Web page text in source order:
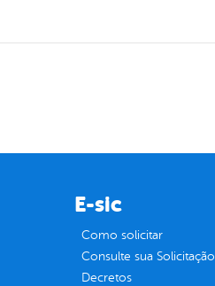
E-sic
Como solicitar
Consulte sua Solicitação
Decretos